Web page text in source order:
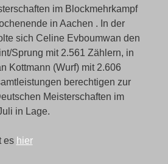
im Blockmehrkampf
in Aachen . In der
sich Celine Evboumwan den
Sprung mit 2.561 Zählern, in
Kottmann (Wurf) mit 2.606
berechtigen zur
Meisterschaften im
in Lage.
es hier